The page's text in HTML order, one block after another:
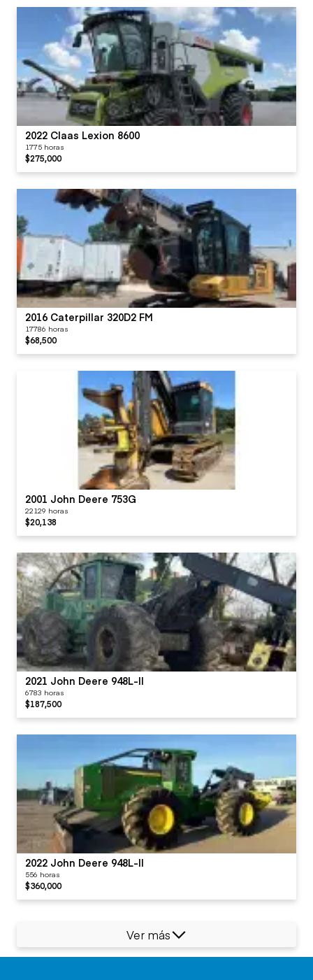
2022 Claas Lexion 8600
1775 horas
$275,000
2016 Caterpillar 320D2 FM
17786 horas
$68,500
2001 John Deere 753G
22129 horas
$20,138
2021 John Deere 948L-II
6783 horas
$187,500
2022 John Deere 948L-II
556 horas
$360,000
Ver más